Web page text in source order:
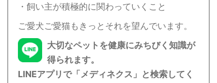
・飼い主が積極的に関わっていくこと
ご愛犬ご愛猫もきっとそれを望んでいます。
大切なペットを健康にみちびく知識が
得られます。
LINEアプリで「メディネクス」と検索してく